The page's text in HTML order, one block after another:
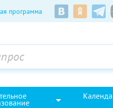
программа